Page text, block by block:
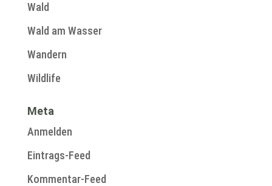
Wald
Wald am Wasser
Wandern
Wildlife
Meta
Anmelden
Eintrags-Feed
Kommentar-Feed